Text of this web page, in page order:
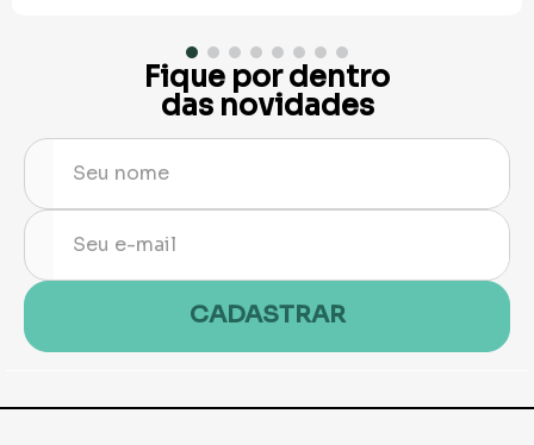
Fique por dentro
das novidades
CADASTRAR